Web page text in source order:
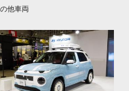
他車両